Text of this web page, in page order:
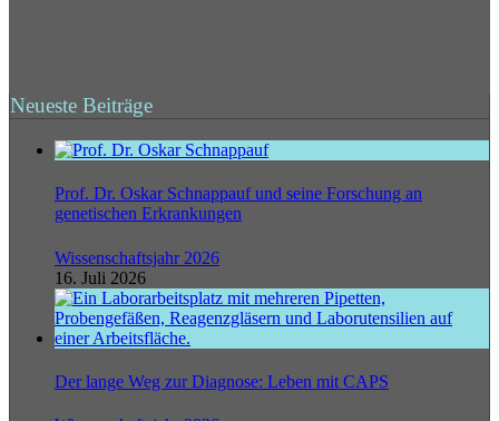
Neueste Beiträge
Prof. Dr. Oskar Schnappauf und seine Forschung an
genetischen Erkrankungen
Wissenschaftsjahr 2026
16. Juli 2026
Der lange Weg zur Diagnose: Leben mit CAPS